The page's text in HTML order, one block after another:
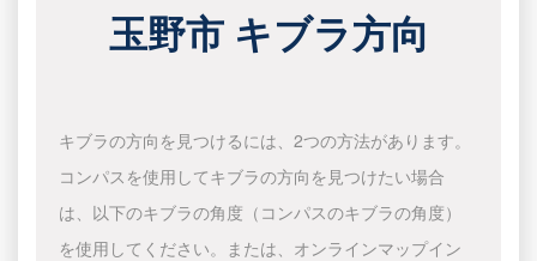
玉野市 キブラ方向
キブラの方向を見つけるには、2つの方法があります。
コンパスを使用してキブラの方向を見つけたい場合
は、以下のキブラの角度（コンパスのキブラの角度）
を使用してください。または、オンラインマップイン